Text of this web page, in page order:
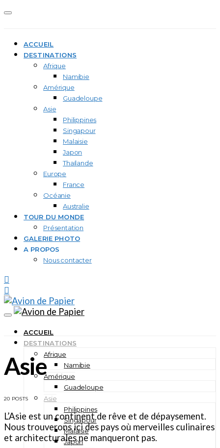
ACCUEIL
DESTINATIONS
Afrique
Namibie
Amérique
Guadeloupe
Asie
Philippines
Singapour
Malaisie
Japon
Thaïlande
Europe
France
Océanie
Australie
TOUR DU MONDE
Présentation
GALERIE PHOTO
A PROPOS
Nous contacter
ACCUEIL
DESTINATIONS
Afrique
Namibie
Amérique
Guadeloupe
Asie
Philippines
Singapour
Malaisie
Japon
Asie
20 POSTS
L’Asie est un continent de rêve et de dépaysement.
Nous trouverons ici des pays où merveilles culinaires
et architecturales ne manqueront pas.